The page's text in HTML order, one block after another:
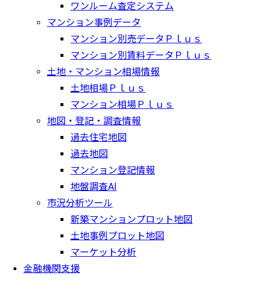
ワンルーム査定システム
マンション事例データ
マンション別売データＰｌｕｓ
マンション別賃料データＰｌｕｓ
土地・マンション相場情報
土地相場Ｐｌｕｓ
マンション相場Ｐｌｕｓ
地図・登記・調査情報
過去住宅地図
過去地図
マンション登記情報
地盤調査AI
市況分析ツール
新築マンションプロット地図
土地事例プロット地図
マーケット分析
金融機関支援